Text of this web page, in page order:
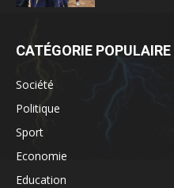
CATÉGORIE POPULAIRE
Société
Politique
Sport
Economie
Education